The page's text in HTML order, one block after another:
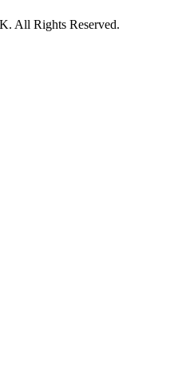
All Rights Reserved.